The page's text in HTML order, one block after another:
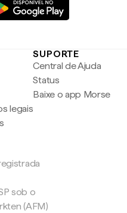
legais
SUPORTE
Central de Ajuda
Status
Baixe o app Morse
sob o
(AFM)